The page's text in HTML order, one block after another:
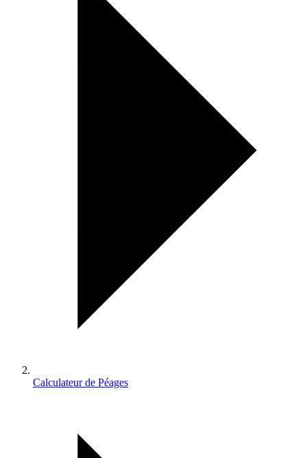
Calculateur de Péages